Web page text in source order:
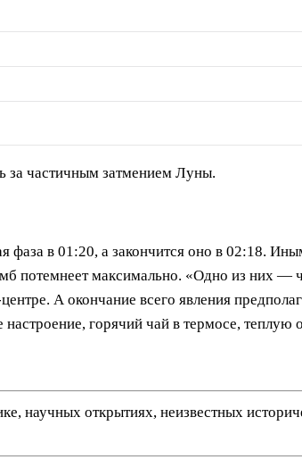
за частичным затмением Луны.
фаза в 01:20, а закончится оно в 02:18.
потемнеет максимально. «Одно из них —
А окончание всего явления
горячий чай в термосе, теплую
научных открытиях, неизвестных